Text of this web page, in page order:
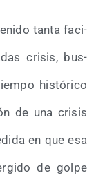
tan­ta faci­
cri­sis, bus­
his­tó­ri­co
de una cri­sis
en que esa
de gol­pe